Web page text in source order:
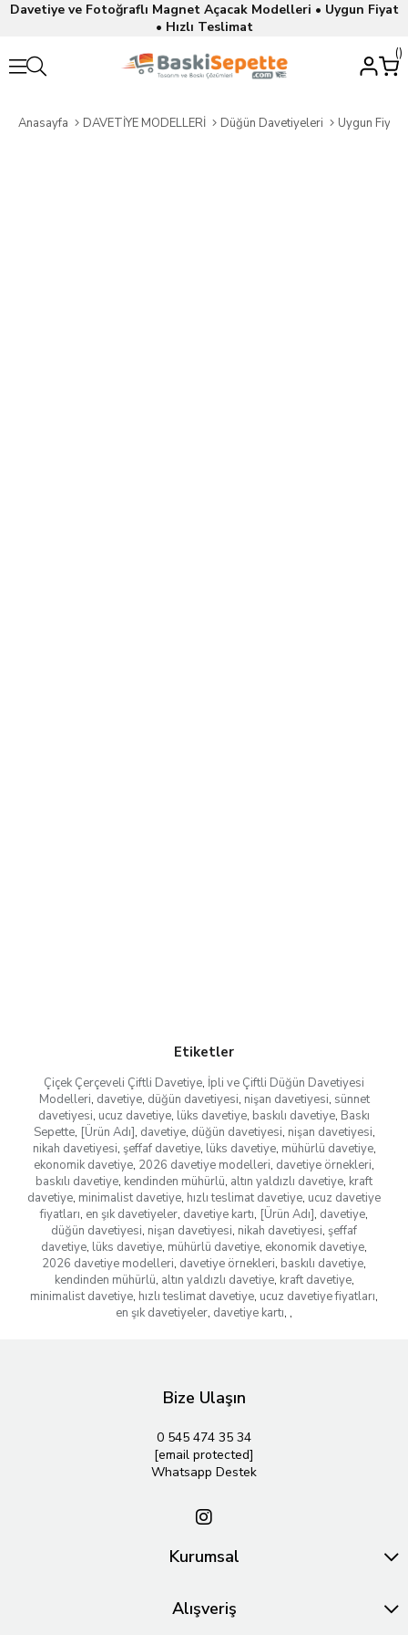
Davetiye ve Fotoğraflı Magnet Açacak Modelleri • Uygun Fiyat
• Hızlı Teslimat
Anasayfa DAVETİYE MODELLERİ Düğün Davetiyeleri Uygun
Etiketler
Çiçek Çerçeveli Çiftli Davetiye, İpli ve Çiftli Düğün Davetiyesi
Modelleri, davetiye, düğün davetiyesi, nişan davetiyesi, sünnet
davetiyesi, ucuz davetiye, lüks davetiye, baskılı davetiye, Baskı
Sepette, [Ürün Adı], davetiye, düğün davetiyesi, nişan davetiyesi,
nikah davetiyesi, şeffaf davetiye, lüks davetiye, mühürlü davetiye,
ekonomik davetiye, 2026 davetiye modelleri, davetiye örnekleri,
baskılı davetiye, kendinden mühürlü, altın yaldızlı davetiye, kraft
davetiye, minimalist davetiye, hızlı teslimat davetiye, ucuz davetiye
fiyatları, en şık davetiyeler, davetiye kartı, [Ürün Adı], davetiye,
düğün davetiyesi, nişan davetiyesi, nikah davetiyesi, şeffaf
davetiye, lüks davetiye, mühürlü davetiye, ekonomik davetiye,
2026 davetiye modelleri, davetiye örnekleri, baskılı davetiye,
kendinden mühürlü, altın yaldızlı davetiye, kraft davetiye,
minimalist davetiye, hızlı teslimat davetiye, ucuz davetiye fiyatları,
en şık davetiyeler, davetiye kartı, ,
Bize Ulaşın
0 545 474 35 34
[email protected]
Whatsapp Destek
Kurumsal
Alışveriş